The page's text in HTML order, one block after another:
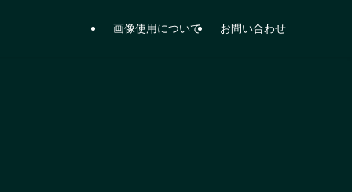
画像使用について お問い合わせ